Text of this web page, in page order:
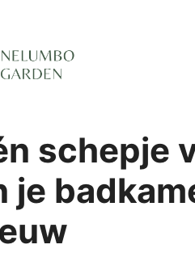
schepje
je